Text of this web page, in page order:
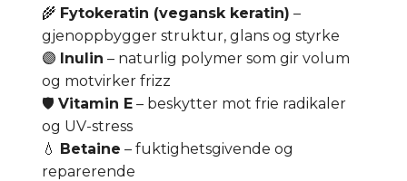
🌾 Fytokeratin (vegansk keratin) –
gjenoppbygger struktur, glans og styrke
🟣 Inulin – naturlig polymer som gir volum
og motvirker frizz
🛡 Vitamin E – beskytter mot frie radikaler
og UV-stress
💧 Betaine – fuktighetsgivende og
reparerende